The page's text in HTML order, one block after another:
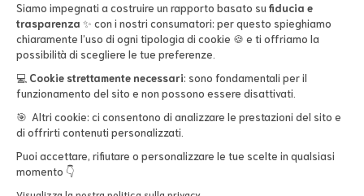
Formato
50mL
Prodotti
Trattamenti viso
Trattamenti corpo
Solari
Necessità della pelle
Accessibility
Il Laboratorio
Perturbatori Endocrini
La protezione solare
Kresk 4 Ocean
Le Promozioni
-15% sul primo ordine
Programma di fedeltà
Aiuto
Siamo impegnati a costruire un rapporto basato su fiducia e
trasparenza ✨ con i nostri consumatori: per questo spieghiamo
chiaramente l’uso di ogni tipologia di cookie 🍪 e ti offriamo la
possibilità di scegliere le tue preferenze.
💻 Cookie strettamente necessari: sono fondamentali per il
funzionamento del sito e non possono essere disattivati.
🎯 Altri cookie: ci consentono di analizzare le prestazioni del sito e
di offrirti contenuti personalizzati.
Puoi accettare, rifiutare o personalizzare le tue scelte in qualsiasi
momento 👇